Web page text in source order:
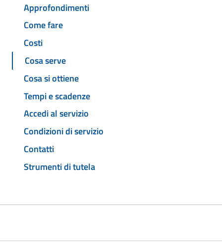
Approfondimenti
Come fare
Costi
Cosa serve
Cosa si ottiene
Tempi e scadenze
Accedi al servizio
Condizioni di servizio
Contatti
Strumenti di tutela